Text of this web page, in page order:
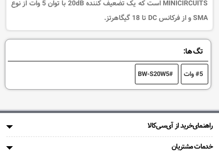
MINICIRCUITS است که یک
تضعیف کننده 20dB با توان 5
وات از نوع
SMA و از فرکانس DC تا 18 گیگاهرتز.
تگ ها:
5 وات BW-S20W5
راهنمای‌خرید از آی‌سی‌کالا
خدمات مشتریان